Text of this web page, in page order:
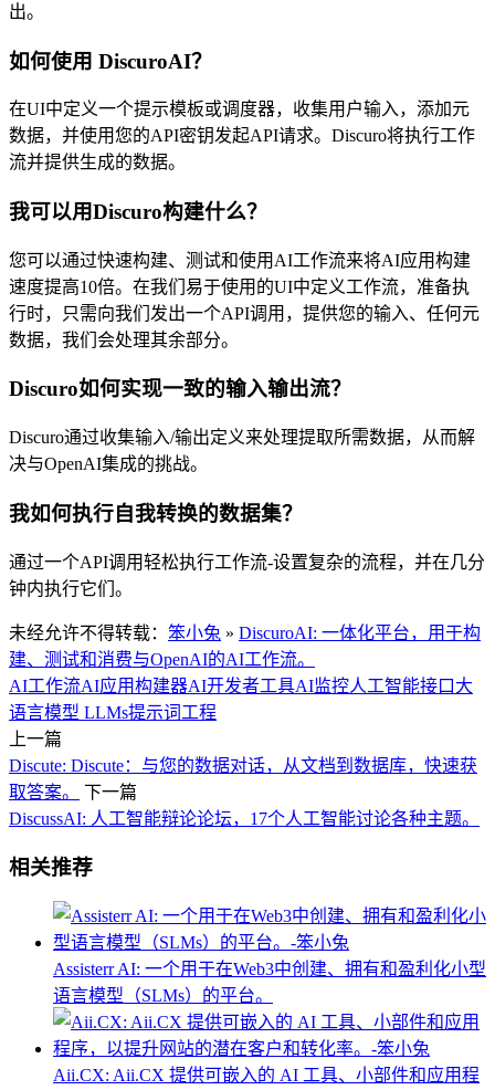
出。
如何使用 DiscuroAI？
在UI中定义一个提示模板或调度器，收集用户输入，添加元
数据，并使用您的API密钥发起API请求。Discuro将执行工作
流并提供生成的数据。
我可以用Discuro构建什么？
您可以通过快速构建、测试和使用AI工作流来将AI应用构建
速度提高10倍。在我们易于使用的UI中定义工作流，准备执
行时，只需向我们发出一个API调用，提供您的输入、任何元
数据，我们会处理其余部分。
Discuro如何实现一致的输入输出流？
Discuro通过收集输入/输出定义来处理提取所需数据，从而解
决与OpenAI集成的挑战。
我如何执行自我转换的数据集？
通过一个API调用轻松执行工作流-设置复杂的流程，并在几分
钟内执行它们。
未经允许不得转载： 笨小兔 » DiscuroAI: 一体化平台，用于构
建、测试和消费与OpenAI的AI工作流。
AI工作流AI应用构建器AI开发者工具AI监控人工智能接口 大
语言模型 LLMs提示词工程
上一篇
Discute: Discute：与您的数据对话，从文档到数据库，快速获
取答案。
下一篇
DiscussAI: 人工智能辩论论坛，17个人工智能讨论各种主题。
相关推荐
Assisterr AI: 一个用于在Web3中创建、拥有和盈利化小型
语言模型（SLMs）的平台。
Aii.CX: Aii.CX 提供可嵌入的 AI 工具、小部件和应用程